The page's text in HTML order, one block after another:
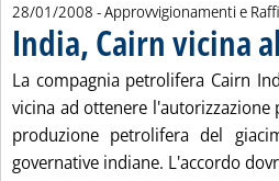
28/01/2008 - Approvvigionamenti e
India, Cairn vicina
La compagnia petrolifera Cairn
vicina ad ottenere
produzione petrolifera del
governative indiane. L'accordo